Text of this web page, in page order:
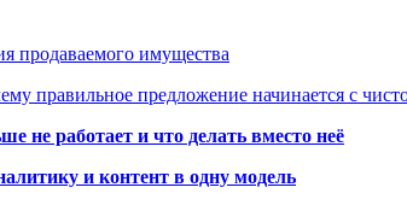
продаваемого имущества
правильное предложение начинается с
не работает и что делать вместо неё
и контент в одну модель